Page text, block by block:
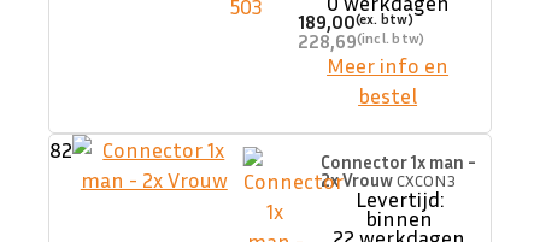
189,00
228,69
Meer info en
bestel
82
Connector 1x man -
2x VrouwCXCON3
Levertijd:
binnen